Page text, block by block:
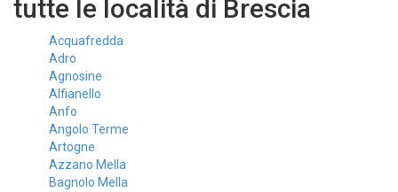
tutte le località di Brescia
Acquafredda
Adro
Agnosine
Alfianello
Anfo
Angolo Terme
Artogne
Azzano Mella
Bagnolo Mella